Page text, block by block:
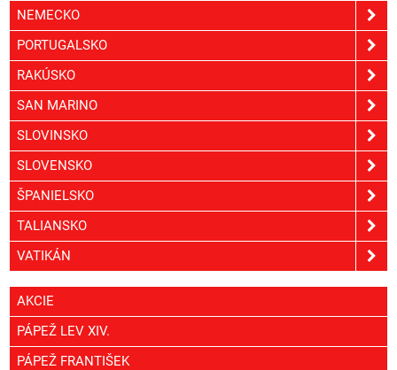
NEMECKO
PORTUGALSKO
RAKÚSKO
SAN MARINO
SLOVINSKO
SLOVENSKO
ŠPANIELSKO
TALIANSKO
VATIKÁN
AKCIE
PÁPEŽ LEV XIV.
PÁPEŽ FRANTIŠEK